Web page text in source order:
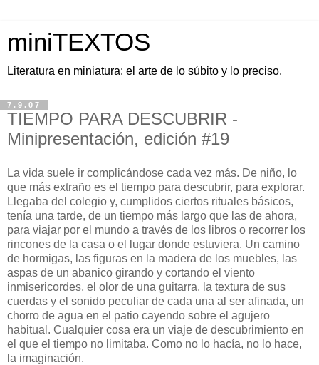
miniTEXTOS
Literatura en miniatura: el arte de lo súbito y lo preciso.
7.9.07
TIEMPO PARA DESCUBRIR -
Minipresentación, edición #19
La vida suele ir complicándose cada vez más. De niño, lo
que más extraño es el tiempo para descubrir, para explorar.
Llegaba del colegio y, cumplidos ciertos rituales básicos,
tenía una tarde, de un tiempo más largo que las de ahora,
para viajar por el mundo a través de los libros o recorrer los
rincones de la casa o el lugar donde estuviera. Un camino
de hormigas, las figuras en la madera de los muebles, las
aspas de un abanico girando y cortando el viento
inmisericordes, el olor de una guitarra, la textura de sus
cuerdas y el sonido peculiar de cada una al ser afinada, un
chorro de agua en el patio cayendo sobre el agujero
habitual. Cualquier cosa era un viaje de descubrimiento en
el que el tiempo no limitaba. Como no lo hacía, no lo hace,
la imaginación.